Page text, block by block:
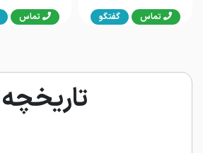
تماس گفتگو تماس
تاریخچه